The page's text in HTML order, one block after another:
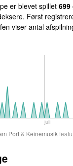
er blevet spillet 699
Først
viser antal
juli
Port& Keinemusik